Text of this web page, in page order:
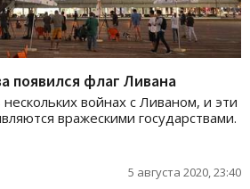
появился флаг Ливана
войнах с Ливаном, и эти
вражескими государствами.
5 августа 2020, 23:40